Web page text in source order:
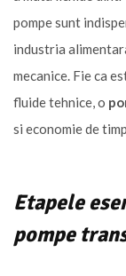
pompe sunt
industria
mecanice. Fie ca
fluide tehnice, o
si economie de
Etapele
pompe